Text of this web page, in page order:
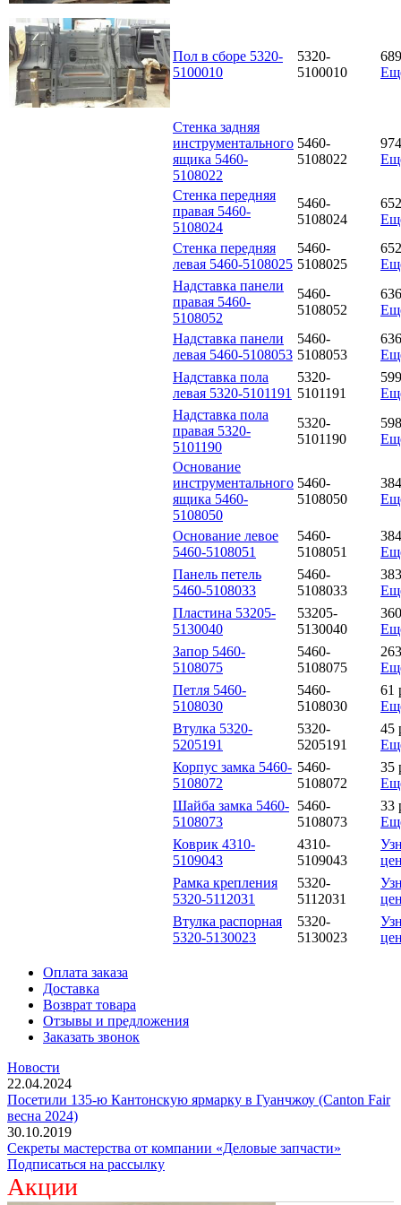
Пол в сборе 5320-
5100010
5320-
5100010
Стенка задняя
инструментального
ящика 5460-
5108022
5460-
5108022
Стенка передняя
правая 5460-
5108024
5460-
5108024
Стенка передняя
левая 5460-5108025
5460-
5108025
Надставка панели
правая 5460-
5108052
5460-
5108052
Надставка панели
левая 5460-5108053
5460-
5108053
Надставка пола
левая 5320-5101191
5320-
5101191
Надставка пола
правая 5320-
5101190
5320-
5101190
Основание
инструментального
ящика 5460-
5108050
5460-
5108050
Основание левое
5460-5108051
5460-
5108051
Панель петель
5460-5108033
5460-
5108033
Пластина 53205-
5130040
53205-
5130040
Запор 5460-
5108075
5460-
5108075
Петля 5460-
5108030
5460-
5108030
61
Втулка 5320-
5205191
5320-
5205191
45
Корпус замка 5460-
5108072
5460-
5108072
35
Шайба замка 5460-
5108073
5460-
5108073
33
Коврик 4310-
5109043
4310-
5109043
Рамка крепления
5320-5112031
5320-
5112031
Втулка распорная
5320-5130023
5320-
5130023
Оплата заказа
Доставка
Возврат товара
Отзывы и предложения
Заказать звонок
Новости
22.04.2024
Посетили 135-ю Кантонскую ярмарку в Гуанчжоу (Canton Fair
весна 2024)
30.10.2019
Секреты мастерства от компании «Деловые запчасти»
Подписаться на рассылку
Акции